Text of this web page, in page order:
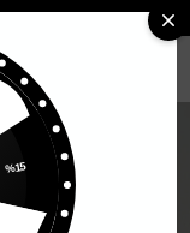
İçi Şortlu Kemerli
%15